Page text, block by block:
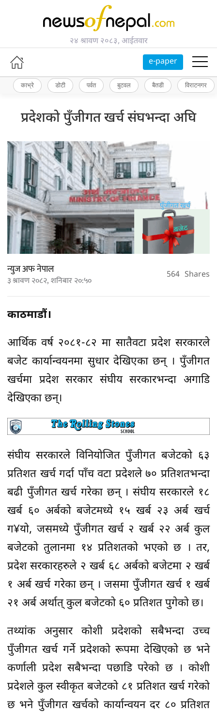
२४ श्रावण २०८३, आईतवार
e-paper
काभ्रे डोटी पर्वत बुटवल बैतडी विराटनगर
प्रदेशको पुँजीगत खर्च संघभन्दा अघि
न्युज अफ नेपाल
३ श्रावण २०८२, शनिबार २०:५० 564 Shares
काठमाडौं।
आर्थिक वर्ष २०८१-८२ मा सातैवटा प्रदेश सरकारले
बजेट कार्यान्वयनमा सुधार देखिएका छन् । पुँजीगत
खर्चमा प्रदेश सरकार संघीय सरकारभन्दा अगाडि
देखिएका छन्।
संघीय सरकारले विनियोजित पुँजीगत बजेटको ६३
प्रतिशत खर्च गर्दा पाँच वटा प्रदेशले ७० प्रतिशतभन्दा
बढी पुँजीगत खर्च गरेका छन् । संघीय सरकारले १८
खर्ब ६० अर्बको बजेटमध्ये १५ खर्ब २३ अर्ब खर्च
ग¥यो, जसमध्ये पुँजीगत खर्च २ खर्ब २२ अर्ब कुल
बजेटको तुलानमा १४ प्रतिशतको भएको छ । तर,
प्रदेश सरकारहरुले २ खर्ब ६८ अर्बको बजेटमा २ खर्ब
१ अर्ब खर्च गरेका छन् । जसमा पुँजीगत खर्च १ खर्ब
२१ अर्ब अर्थात् कुल बजेटको ६० प्रतिशत पुगेको छ।
तथ्यांक अनुसार कोशी प्रदेशको सबैभन्दा उच्च
पुँजीगत खर्च गर्ने प्रदेशको रूपमा देखिएको छ भने
कर्णाली प्रदेश सबैभन्दा पछाडि परेको छ । कोशी
प्रदेशले कुल स्वीकृत बजेटको ८१ प्रतिशत खर्च गरेको
छ भने पुँजीगत खर्चको कार्यान्वयन दर ८० प्रतिशत